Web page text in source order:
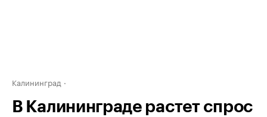
Калининград
В Калининграде растет спрос